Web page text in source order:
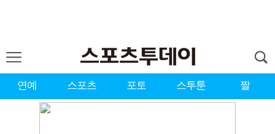
연예 스포츠 포토 스투툰 짤